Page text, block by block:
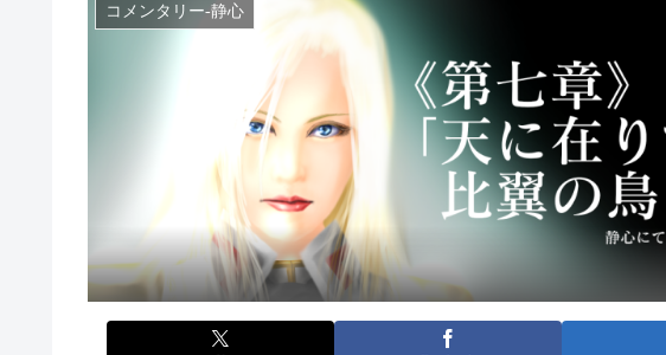
コメンタリー-静心